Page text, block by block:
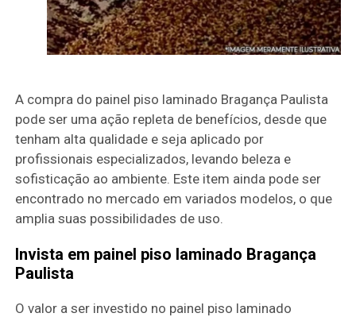
A compra do painel piso laminado Bragança Paulista
pode ser uma ação repleta de benefícios, desde que
tenham alta qualidade e seja aplicado por
profissionais especializados, levando beleza e
sofisticação ao ambiente. Este item ainda pode ser
encontrado no mercado em variados modelos, o que
amplia suas possibilidades de uso.
Invista em painel piso laminado Bragança
Paulista
O valor a ser investido no painel piso laminado